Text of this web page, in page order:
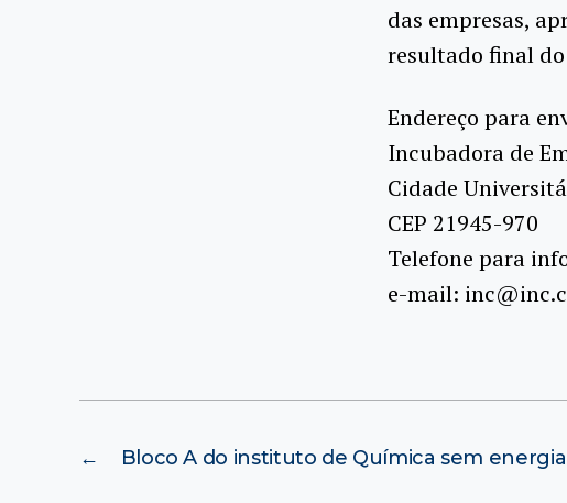
das empresas,
resultado final do
Endereço para
Incubadora de
Cidade
CEP 21945-970
Telefone para
e-mail:
← Bloco A do instituto de Química sem energia